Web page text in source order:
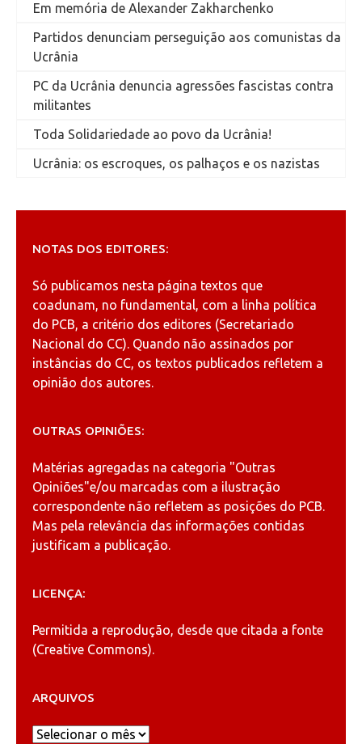
Em memória de Alexander Zakharchenko
Partidos denunciam perseguição aos comunistas da
Ucrânia
PC da Ucrânia denuncia agressões fascistas contra
militantes
Toda Solidariedade ao povo da Ucrânia!
Ucrânia: os escroques, os palhaços e os nazistas
NOTAS DOS EDITORES:
Só publicamos nesta página textos que
coadunam, no fundamental, com a linha política
do PCB, a critério dos editores (Secretariado
Nacional do CC). Quando não assinados por
instâncias do CC, os textos publicados refletem a
opinião dos autores.
OUTRAS OPINIÕES:
Matérias agregadas na categoria "Outras
Opiniões"e/ou marcadas com a ilustração
correspondente não refletem as posições do PCB.
Mas pela relevância das informações contidas
justificam a publicação.
LICENÇA:
Permitida a reprodução, desde que citada a fonte
(Creative Commons).
ARQUIVOS
Arquivos